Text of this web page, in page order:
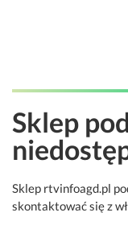
Sklep
Sklep rtvinfoagd.pl
skontaktować się z